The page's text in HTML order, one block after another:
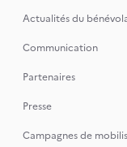
Actualités du
Communication
Partenaires
Presse
Campagnes de